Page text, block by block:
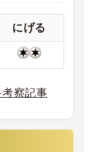
にげる
察記事